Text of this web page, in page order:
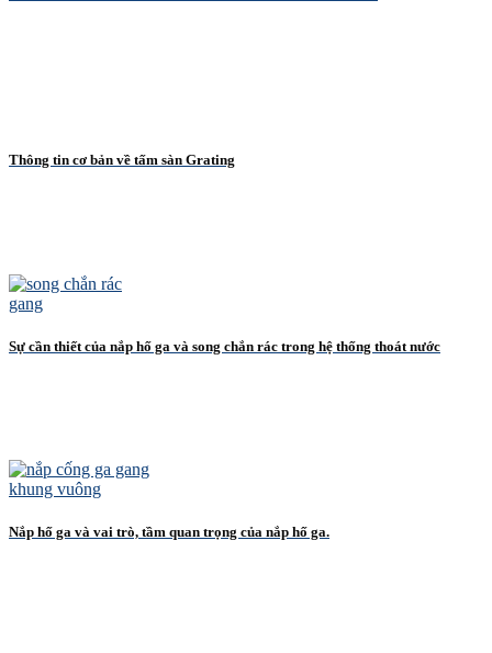
Thông tin cơ bản về tấm sàn Grating
Sự cần thiết của nắp hố ga và song chắn rác trong hệ thống thoát nước
Nắp hố ga và vai trò, tầm quan trọng của nắp hố ga.